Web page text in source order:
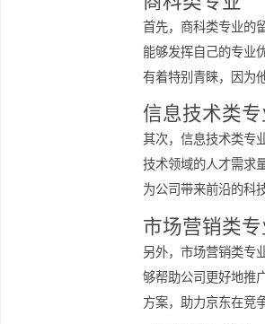
语言能力
在全球化日益加
与国际供应链、
对国际市场的
商科类专
首先，商科类专
能够发挥自己
有着特别青睐，
信息技术
其次，信息技术